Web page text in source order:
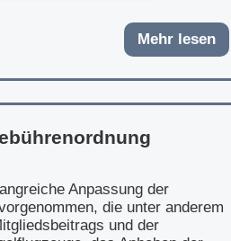
Mehr lesen
Anpassung der
die unter anderem
und der